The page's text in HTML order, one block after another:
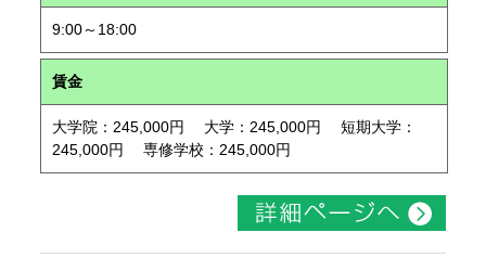
9:00～18:00
賃金
大学院：245,000円 大学：245,000円 短期大学：
245,000円 専修学校：245,000円